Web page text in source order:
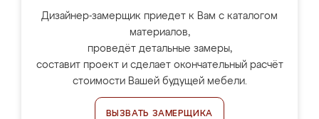
Дизайнер-замерщик приедет к Вам с каталогом
материалов,
проведёт детальные замеры,
составит проект и сделает окончательный расчёт
стоимости Вашей будущей мебели.
ВЫЗВАТЬ ЗАМЕРЩИКА